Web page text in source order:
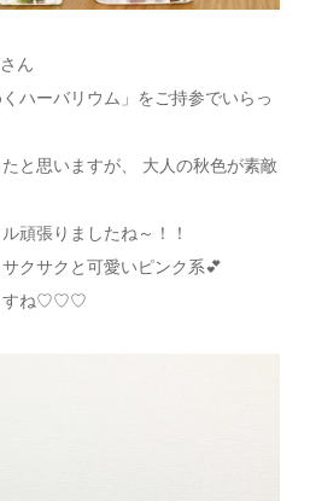
ん
ハーバリウム」をご持参でいらっ
と思いますが、 大人の秋色が素敵
頑張りましたね～！！
クサクと可愛いピンク系💕
すね♡♡♡